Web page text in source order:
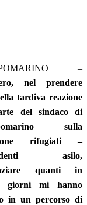
–
nel prendere
tardiva reazione
del sindaco di
sulla
rifugiati –
asilo,
quanti in
giorni mi hanno
in un percorso di